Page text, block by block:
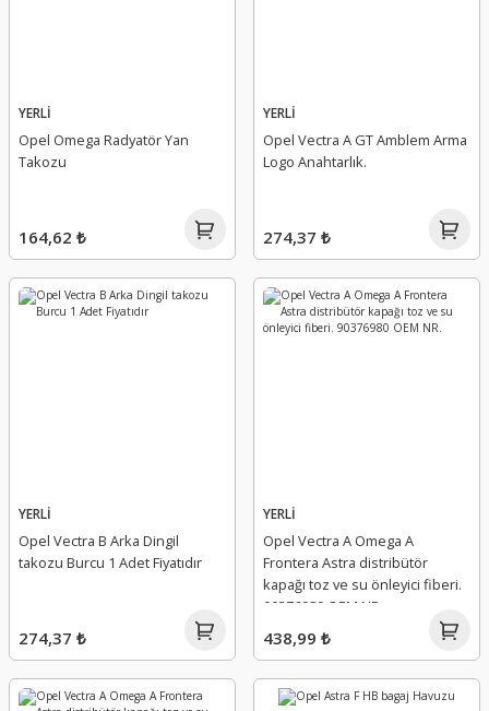
YERLİ
Opel Omega Radyatör Yan
Takozu
164,62 ₺
YERLİ
Opel Vectra A GT Amblem Arma
Logo Anahtarlık.
274,37 ₺
YERLİ
Opel Vectra B Arka Dingil
takozu Burcu 1 Adet Fiyatıdır
274,37 ₺
YERLİ
Opel Vectra A Omega A
Frontera Astra distribütör
kapağı toz ve su önleyici fiberi.
90376980 OEM NR.
438,99 ₺